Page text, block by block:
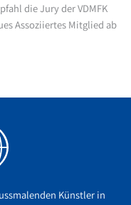
die Jury der VDMFK
Assoziiertes Mitglied ab
Künstler in